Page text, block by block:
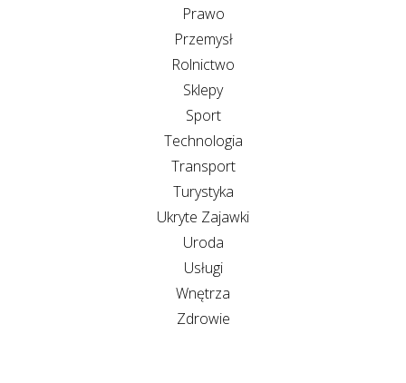
Prawo
Przemysł
Rolnictwo
Sklepy
Sport
Technologia
Transport
Turystyka
Ukryte Zajawki
Uroda
Usługi
Wnętrza
Zdrowie